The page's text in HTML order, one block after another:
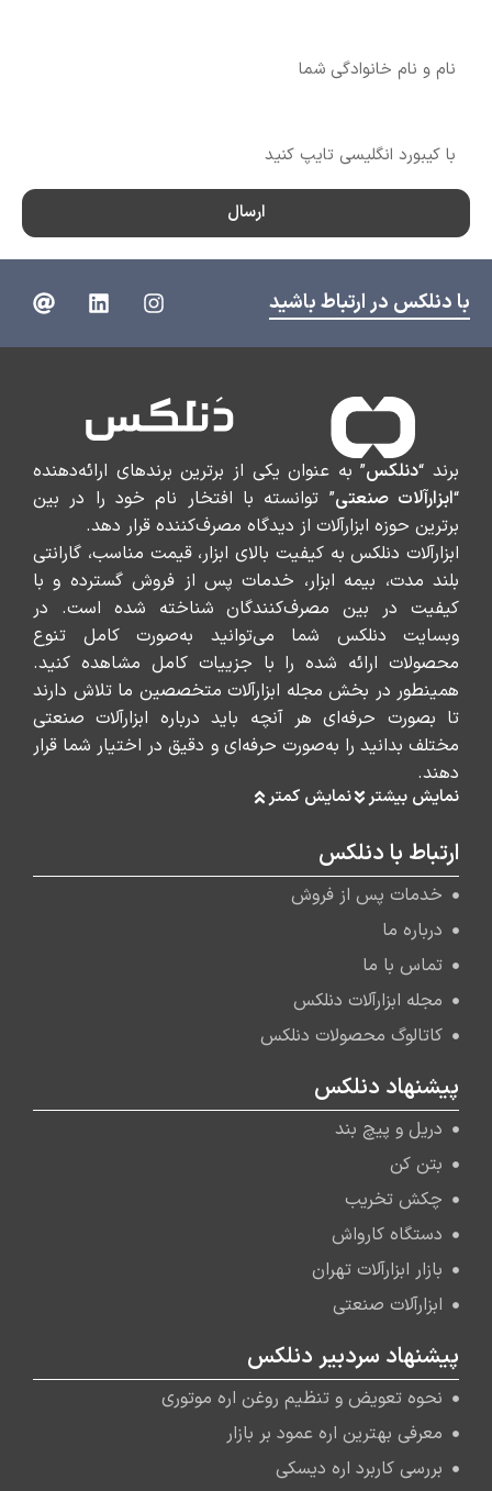
ارسال
با دنلکس در ارتباط باشید
برند “دنلکس” به عنوان یکی از برترین برندهای ارائه‌دهنده
“ابزارآلات صنعتی” توانسته با افتخار نام خود را در بین
برترین حوزه ابزارآلات از دیدگاه مصرف‌کننده قرار دهد.
ابزارآلات دنلکس به کیفیت بالای ابزار، قیمت مناسب، گارانتی
بلند مدت، بیمه ابزار، خدمات پس از فروش گسترده و با
کیفیت در بین مصرف‌کنندگان شناخته شده است. در
وبسایت دنلکس شما می‌توانید به‌صورت کامل تنوع
محصولات ارائه شده را با جزییات کامل مشاهده کنید.
همینطور در بخش مجله ابزارآلات متخصصین ما تلاش دارند
تا بصورت حرفه‌ای هر آنچه باید درباره ابزارآلات صنعتی
مختلف بدانید را به‌صورت حرفه‌ای و دقیق در اختیار شما قرار
دهند.
نمایش بیشتر نمایش کمتر
ارتباط با دنلکس
خدمات پس از فروش
درباره ما
تماس با ما
مجله ابزارآلات دنلکس
کاتالوگ محصولات دنلکس
پیشنهاد دنلکس
دریل و پیچ بند
بتن کن
چکش تخریب
دستگاه کارواش
بازار ابزارآلات تهران
ابزارآلات صنعتی
پیشنهاد سردبیر دنلکس
نحوه تعویض و تنظیم روغن اره موتوری
معرفی بهترین اره عمود بر بازار
بررسی کاربرد اره دیسکی